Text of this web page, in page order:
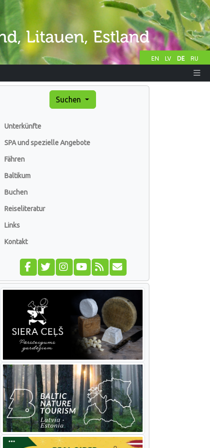
EN LV DE RU
Suchen
Unterkünfte
SPA und spezielle Angebote
Fähren
Baltikum
Buchen
Reiseliteratur
Links
Kontakt